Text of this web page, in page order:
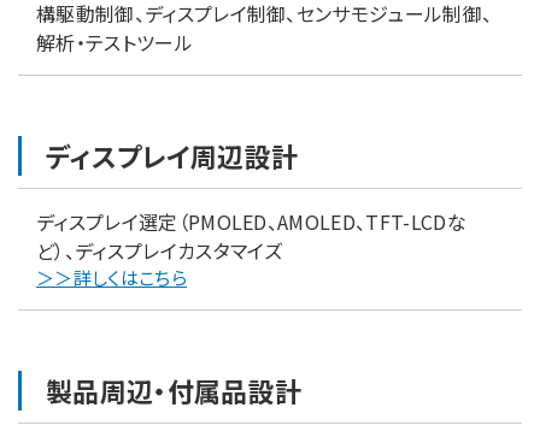
構駆動制御、ディスプレイ制御、センサモジュール制御、
解析・テストツール
ディスプレイ周辺設計
ディスプレイ選定（PMOLED、AMOLED、TFT-LCDな
ど）、ディスプレイカスタマイズ
＞＞詳しくはこちら
製品周辺・付属品設計